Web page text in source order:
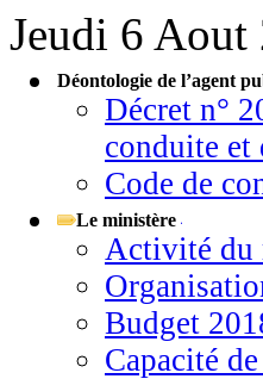
Jeudi 6 Aout
Déontologie de l’agent
Décret n°
conduite et
Code de
Le ministère
Activité du
Budget
Capacité